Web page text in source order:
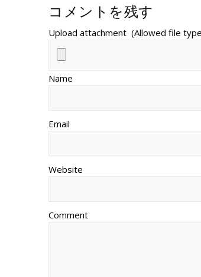
コメントを残す
Upload attachment (Allowed file
Name
Email
Website
Comment